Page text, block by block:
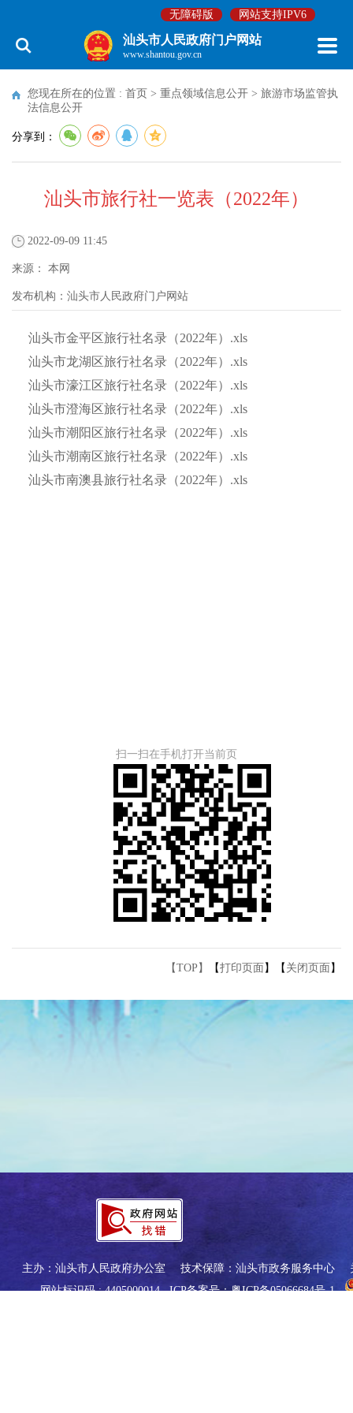
无障碍版 网站支持IPV6
汕头市人民政府门户网站
www.shantou.gov.cn
您现在所在的位置 : 首页 > 重点领域信息公开 > 旅游市场监管执
法信息公开
分享到：
汕头市旅行社一览表（2022年）
2022-09-09 11:45
来源： 本网
发布机构： 汕头市人民政府门户网站
汕头市金平区旅行社名录（2022年）.xls
汕头市龙湖区旅行社名录（2022年）.xls
汕头市濠江区旅行社名录（2022年）.xls
汕头市澄海区旅行社名录（2022年）.xls
汕头市潮阳区旅行社名录（2022年）.xls
汕头市潮南区旅行社名录（2022年）.xls
汕头市南澳县旅行社名录（2022年）.xls
扫一扫在手机打开当前页
【TOP】 【打印页面 】【 关闭页面 】
主办：汕头市人民政府办公室 技术保障：汕头市政务服务中心
网站标识码 : 4405000014ICP备案号：粤ICP备05066684号-1